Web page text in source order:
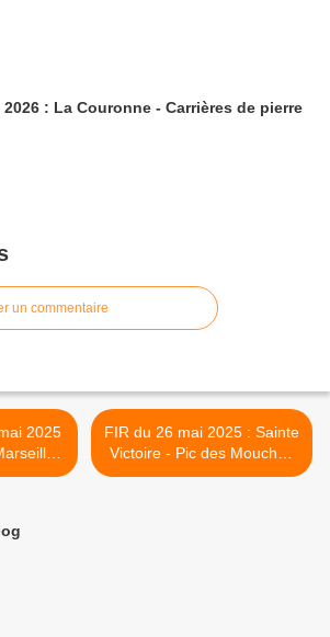
: La Couronne - Carrières de pierre
un commentaire
FIR du 26 mai 2025 : Sainte
Victoire - Pic des Mouches
>